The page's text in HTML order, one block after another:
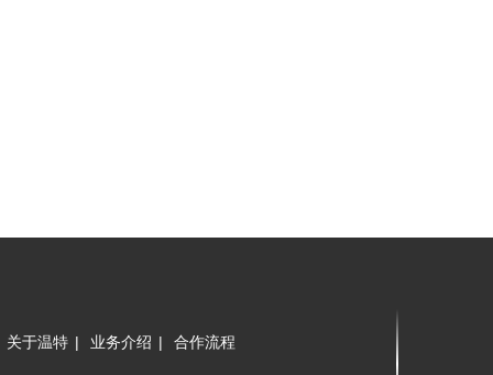
关于温特 | 业务介绍 | 合作流程